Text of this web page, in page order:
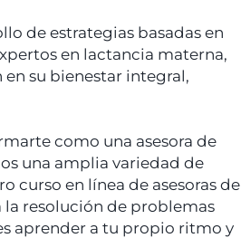
de estrategias basadas en
en lactancia materna,
su bienestar integral,
como una asesora de
una amplia variedad de
curso en línea de asesoras de
la resolución de problemas
aprender a tu propio ritmo y